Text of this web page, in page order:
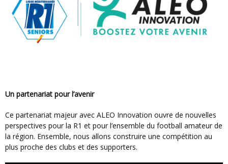
Un partenariat pour l’avenir
Ce partenariat majeur avec ALEO Innovation ouvre de nouvelles
perspectives pour la R1 et pour l’ensemble du football amateur de
la région. Ensemble, nous allons construire une compétition au
plus proche des clubs et des supporters.